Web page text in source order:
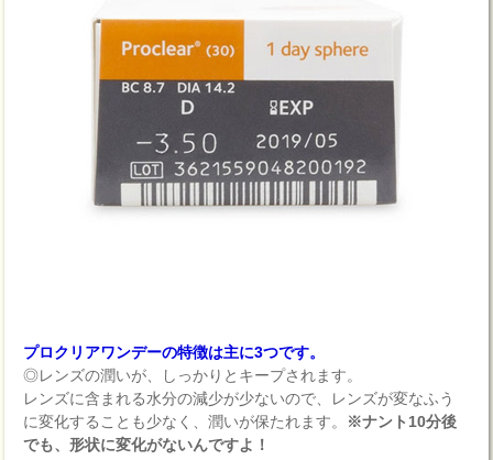
プロクリアワンデーの特徴は主に3つです。
◎レンズの潤いが、しっかりとキープされます。
レンズに含まれる水分の減少が少ないので、レンズが変なふう
に変化することも少なく、潤いが保たれます。 ※ナント10分後
でも、形状に変化がないんですよ！